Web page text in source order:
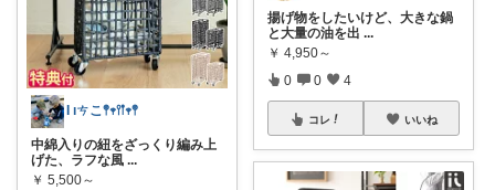
Ɩ ıㄘこ𖤣𖥧𖥣𖡡𖥧𖤣
中綿入りの紐をざっくり編み上
げた、ラフな風 ...
￥ 5,500～
揚げ物をしたいけど、大きな鍋
と大量の油を出 ...
￥ 4,950～
0 0 4
コレ いいね